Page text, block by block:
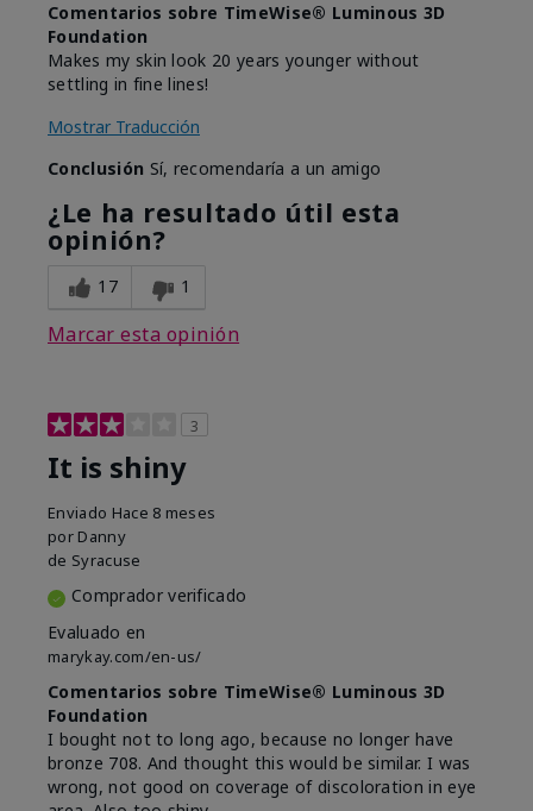
Comentarios sobre TimeWise® Luminous 3D
Foundation
Makes my skin look 20 years younger without
settling in fine lines!
Mostrar Traducción
Conclusión Sí, recomendaría a un amigo
¿Le ha resultado útil esta
opinión?
17 1
Marcar esta opinión
3
It is shiny
Enviado Hace 8 meses
por Danny
de Syracuse
Comprador verificado
Evaluado en
marykay.com/en-us/
Comentarios sobre TimeWise® Luminous 3D
Foundation
I bought not to long ago, because no longer have
bronze 708. And thought this would be similar. I was
wrong, not good on coverage of discoloration in eye